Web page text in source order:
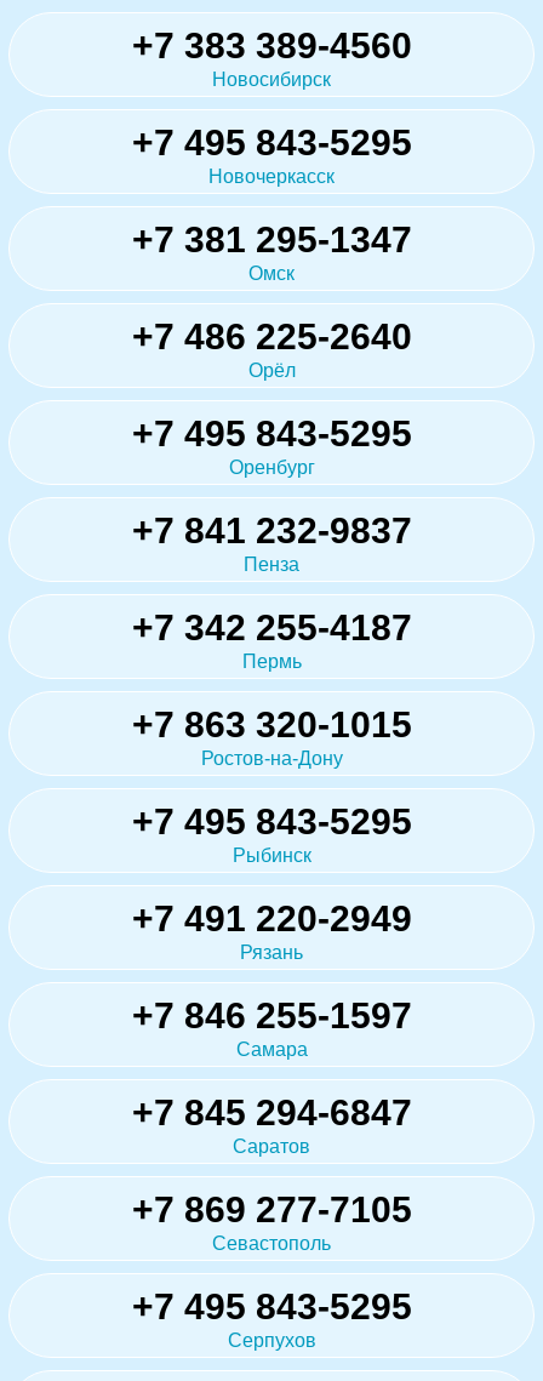
+7 383 389-4560
Новосибирск
+7 495 843-5295
Новочеркасск
+7 381 295-1347
Омск
+7 486 225-2640
Орёл
+7 495 843-5295
Оренбург
+7 841 232-9837
Пенза
+7 342 255-4187
Пермь
+7 863 320-1015
Ростов-на-Дону
+7 495 843-5295
Рыбинск
+7 491 220-2949
Рязань
+7 846 255-1597
Самара
+7 845 294-6847
Саратов
+7 869 277-7105
Севастополь
+7 495 843-5295
Серпухов